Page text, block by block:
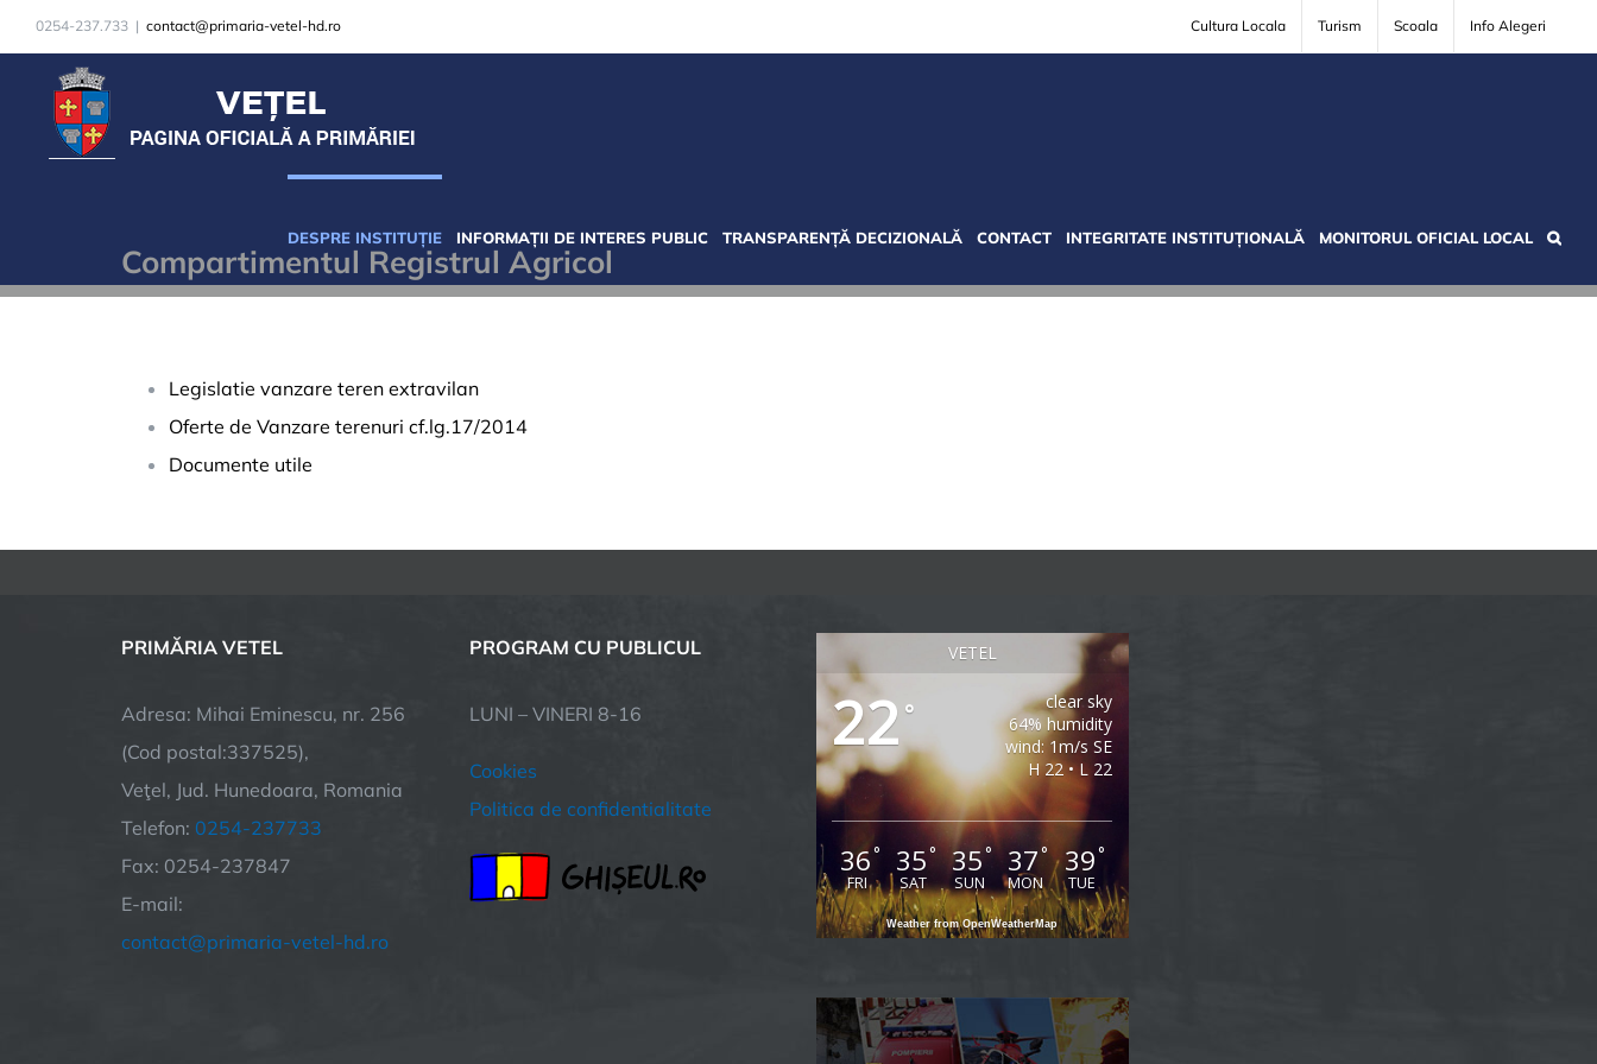
Skip
to
content
0254-237.733 | contact@primaria-vetel-hd.ro Cultura Locala Turism Scoala Info Alegeri
DESPRE INSTITUȚIE INFORMAȚII DE INTERES PUBLIC TRANSPARENȚĂ DECIZIONALĂ CONTACT INTEGRITATE INSTITUȚIONALĂ MONITORUL OFICIAL LOCAL
Compartimentul Registrul Agricol
Legislatie vanzare teren extravilan
Oferte de Vanzare terenuri cf.lg.17/2014
Documente utile
PRIMĂRIA VETEL
Adresa: Mihai Eminescu, nr. 256
(Cod postal:337525),
Veţel, Jud. Hunedoara, Romania
Telefon: 0254-237733
Fax: 0254-237847
E-mail:
contact@primaria-vetel-hd.ro
PROGRAM CU PUBLICUL
LUNI – VINERI 8-16
Cookies
Politica de confidentialitate
VETEL
22 °
clear sky
64% humidity
wind: 1m/s SE
H 22 • L 22
36°
FRI
35°
SAT
35°
SUN
37°
MON
39°
TUE
Weather from OpenWeatherMap